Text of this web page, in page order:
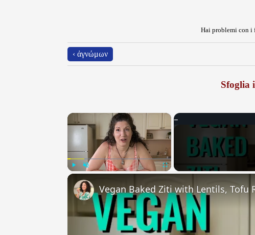
Hai problemi con i
‹ ἀγνώμων
Sfoglia
×
Vegan Baked Ziti with Lentils, Tofu